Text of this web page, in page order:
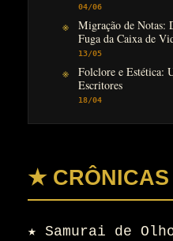
04/06
Migração de Notas:
Fuga da Caixa de
13/05
Folclore e Estética:
Escritores
18/04
★ CRÔNICAS
★ Samurai de